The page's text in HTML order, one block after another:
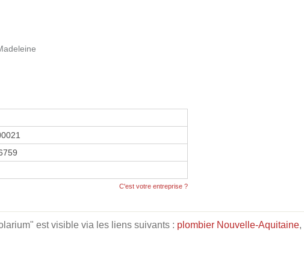
C'est votre entreprise ?
est visible via les liens suivants : plombier Nouvelle-Aquitaine,